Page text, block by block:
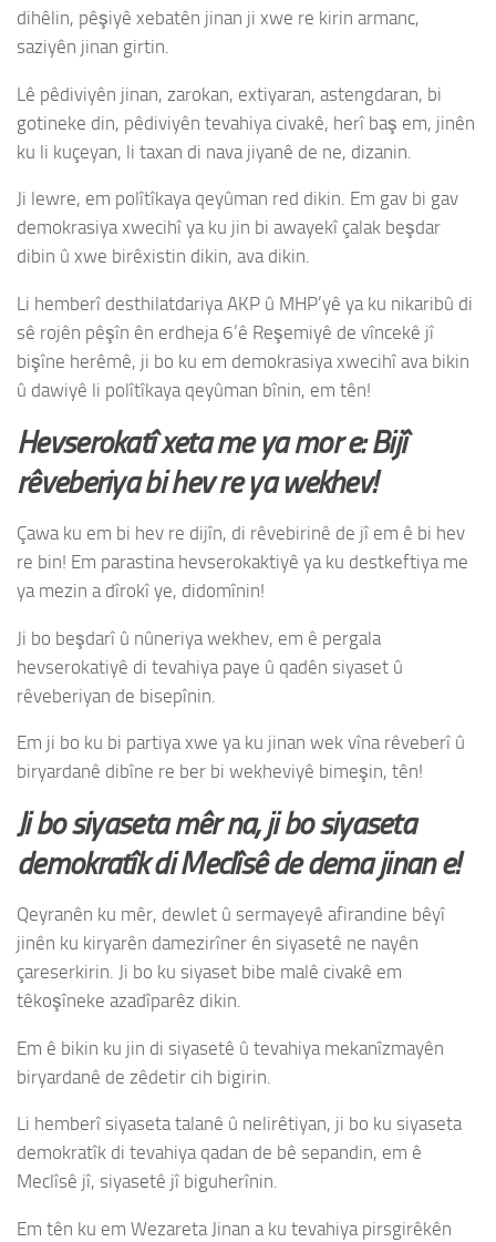
dihêlin, pêşiyê xebatên jinan ji xwe re kirin armanc,
saziyên jinan girtin.
Lê pêdiviyên jinan, zarokan, extiyaran, astengdaran, bi
gotineke din, pêdiviyên tevahiya civakê, herî baş em, jinên
ku li kuçeyan, li taxan di nava jiyanê de ne, dizanin.
Ji lewre, em polîtîkaya qeyûman red dikin. Em gav bi gav
demokrasiya xwecihî ya ku jin bi awayekî çalak beşdar
dibin û xwe birêxistin dikin, ava dikin.
Li hemberî desthilatdariya AKP û MHP’yê ya ku nikaribû di
sê rojên pêşîn ên erdheja 6’ê Reşemiyê de vîncekê jî
bişîne herêmê, ji bo ku em demokrasiya xwecihî ava bikin
û dawiyê li polîtîkaya qeyûman bînin, em tên!
Hevserokatî xeta me ya mor e: Bijî
rêveberiya bi hev re ya wekhev!
Çawa ku em bi hev re dijîn, di rêvebirinê de jî em ê bi hev
re bin! Em parastina hevserokaktiyê ya ku destkeftiya me
ya mezin a dîrokî ye, didomînin!
Ji bo beşdarî û nûneriya wekhev, em ê pergala
hevserokatiyê di tevahiya paye û qadên siyaset û
rêveberiyan de bisepînin.
Em ji bo ku bi partiya xwe ya ku jinan wek vîna rêveberî û
biryardanê dibîne re ber bi wekheviyê bimeşin, tên!
Ji bo siyaseta mêr na, ji bo siyaseta
demokratîk di Meclîsê de dema jinan e!
Qeyranên ku mêr, dewlet û sermayeyê afirandine bêyî
jinên ku kiryarên damezirîner ên siyasetê ne nayên
çareserkirin. Ji bo ku siyaset bibe malê civakê em
têkoşîneke azadîparêz dikin.
Em ê bikin ku jin di siyasetê û tevahiya mekanîzmayên
biryardanê de zêdetir cih bigirin.
Li hemberî siyaseta talanê û nelirêtiyan, ji bo ku siyaseta
demokratîk di tevahiya qadan de bê sepandin, em ê
Meclîsê jî, siyasetê jî biguherînin.
Em tên ku em Wezareta Jinan a ku tevahiya pirsgirêkên